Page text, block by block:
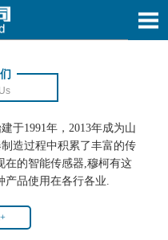
于1991年，2013年成为山
造过程中积累了丰富的传
在的智能传感器,穆柯有这
产品使用在各行各业.